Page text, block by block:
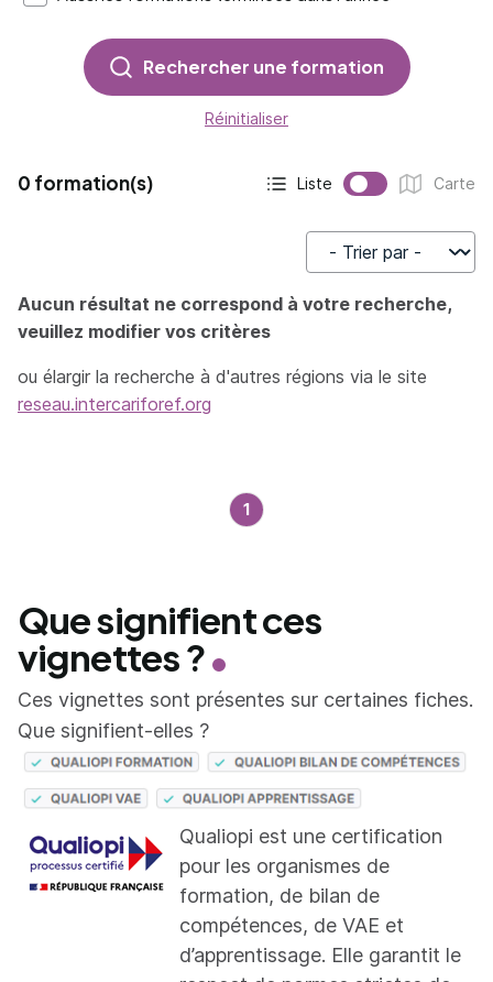
Rechercher une formation
Réinitialiser
0 formation(s)
Affichage actif :
Liste
Affichage :
Carte
Trier par
Aucun résultat ne correspond à votre recherche,
veuillez modifier vos critères
ou élargir la recherche à d'autres régions via le site
reseau.intercariforef.org
1
Que signifient ces
vignettes ?
Ces vignettes sont présentes sur certaines fiches.
Que signifient-elles ?
Qualiopi est une certification
pour les organismes de
formation, de bilan de
compétences, de VAE et
d’apprentissage. Elle garantit le